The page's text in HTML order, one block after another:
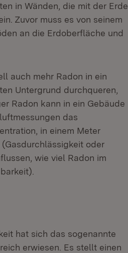
in Wänden, die mit der Erde
Zuvor muss es von seinem
an die Erdoberfläche und
auch mehr Radon in ein
Untergrund durchqueren,
Radon kann in ein Gebäude
das
in einem Meter
oder
wie viel Radon im
hat sich das sogenannte
erwiesen. Es stellt einen